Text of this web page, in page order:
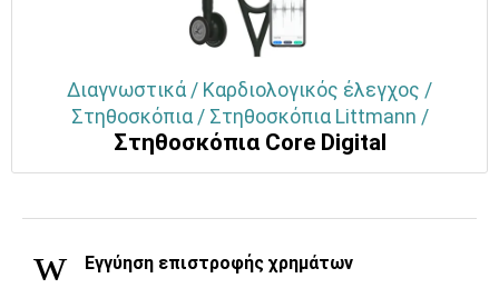
Διαγνωστικά / Καρδιολογικός έλεγχος /
Στηθοσκόπια / Στηθοσκόπια Littmann /
Στηθοσκόπια Core Digital
Εγγύηση επιστροφής χρημάτων